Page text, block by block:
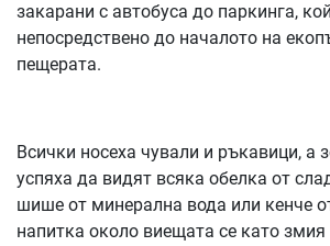
закарани с автобуса до паркинга,
непосредствено до началото на
пещерата.
Всички носеха чували и ръкавици, а
успяха да видят всяка обелка от
шише от минерална вода или кенче
напитка около виещата се като змия